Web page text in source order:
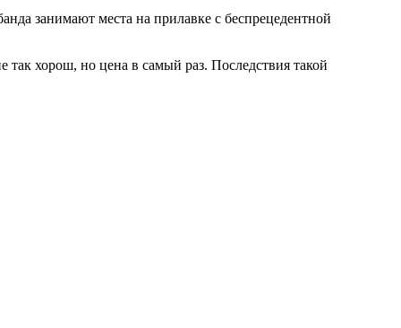
занимают места на прилавке с беспрецедентной
так хорош, но цена в самый раз. Последствия такой